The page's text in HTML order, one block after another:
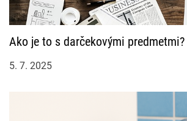
Ako je to s darčekovými predmetmi?
5. 7. 2025